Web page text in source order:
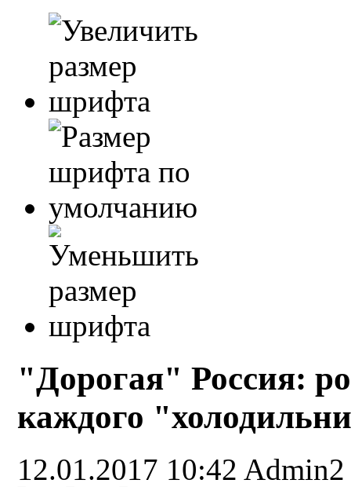
"Дорогая" Россия:
каждого
12.01.2017 10:42 Admin2